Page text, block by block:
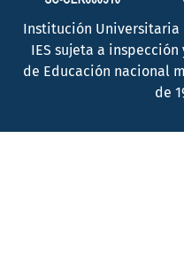
Institución Universitaria
IES sujeta a
de Educación nacional
de